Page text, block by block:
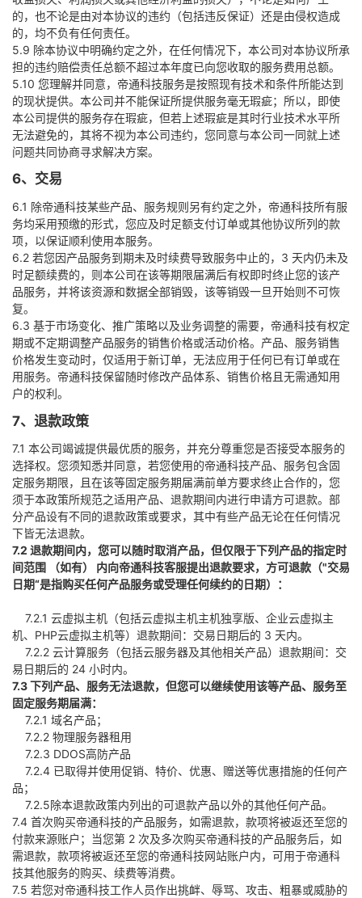
的，也不论是由对本协议的违约（包括违反保证）还是由侵权造成
的，均不负有任何责任。
5.9 除本协议中明确约定之外，在任何情况下，本公司对本协议所承
担的违约赔偿责任总额不超过本年度已向您收取的服务费用总额。
5.10 您理解并同意，帝通科技服务是按照现有技术和条件所能达到
的现状提供。本公司并不能保证所提供服务毫无瑕疵；所以，即使
本公司提供的服务存在瑕疵，但若上述瑕疵是其时行业技术水平所
无法避免的，其将不视为本公司违约，您同意与本公司一同就上述
问题共同协商寻求解决方案。
6、交易
6.1 除帝通科技某些产品、服务规则另有约定之外，帝通科技所有服
务均采用预缴的形式，您应及时足额支付订单或其他协议所列的款
项，以保证顺利使用本服务。
6.2 若您因产品服务到期未及时续费导致服务中止的，3 天内仍未及
时足额续费的，则本公司在该等期限届满后有权即时终止您的该产
品服务，并将该资源和数据全部销毁，该等销毁一旦开始则不可恢
复。
6.3 基于市场变化、推广策略以及业务调整的需要，帝通科技有权定
期或不定期调整产品服务的销售价格或活动价格。产品、服务销售
价格发生变动时，仅适用于新订单，无法应用于任何已有订单或在
用服务。帝通科技保留随时修改产品体系、销售价格且无需通知用
户的权利。
7、退款政策
7.1 本公司竭诚提供最优质的服务，并充分尊重您是否接受本服务的
选择权。您须知悉并同意，若您使用的帝通科技产品、服务包含固
定服务期限，且在该等固定服务期届满前单方要求终止合作的，您
须于本政策所规范之适用产品、退款期间内进行申请方可退款。部
分产品设有不同的退款政策或要求，其中有些产品无论在任何情况
下皆无法退款。
7.2 退款期间内，您可以随时取消产品，但仅限于下列产品的指定时
间范围 （如有） 内向帝通科技客服提出退款要求，方可退款（"交易
日期“是指购买任何产品服务或受理任何续约的日期）：
7.2.1 云虚拟主机（包括云虚拟主机主机独享版、企业云虚拟主
机、PHP云虚拟主机等）退款期间：交易日期后的 3 天内。
7.2.2 云计算服务（包括云服务器及其他相关产品）退款期间：交
易日期后的 24 小时内。
7.3 下列产品、服务无法退款，但您可以继续使用该等产品、服务至
固定服务期届满：
7.2.1 域名产品；
7.2.2 物理服务器租用
7.2.3 DDOS高防产品
7.2.4 已取得并使用促销、特价、优惠、赠送等优惠措施的任何产
品；
7.2.5除本退款政策内列出的可退款产品以外的其他任何产品。
7.4 首次购买帝通科技的产品服务，如需退款，款项将被返还至您的
付款来源账户；当您第 2 次及多次购买帝通科技的产品服务后，如
需退款，款项将被返还至您的帝通科技网站账户内，可用于帝通科
技其他服务的购买、续费等消费。
7.5 若您对帝通科技工作人员作出挑衅、辱骂、攻击、粗暴或威胁的